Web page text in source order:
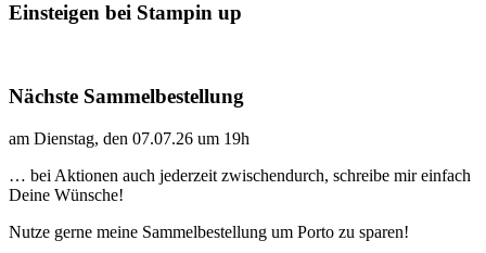
Einsteigen bei Stampin up
Nächste Sammelbestellung
am Dienstag, den 07.07.26 um 19h
… bei Aktionen auch jederzeit zwischendurch, schreibe mir einfach
Deine Wünsche!
Nutze gerne meine Sammelbestellung um Porto zu sparen!